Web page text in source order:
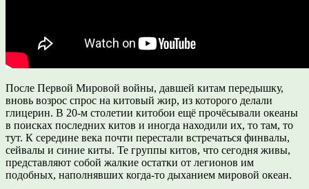
После Первой Мировой войны, давшей китам передышку,
вновь возрос спрос на китовый жир, из которого делали
глицерин. В 20-м столетии китобои ещё прочёсывали океаны
в поисках последних китов и иногда находили их, то там, то
тут. К середине века почти перестали встречаться финвалы,
сейвалы и синие киты. Те группы китов, что сегодня живы,
представляют собой жалкие остатки от легионов им
подобных, наполнявших когда-то дыханием мировой океан.